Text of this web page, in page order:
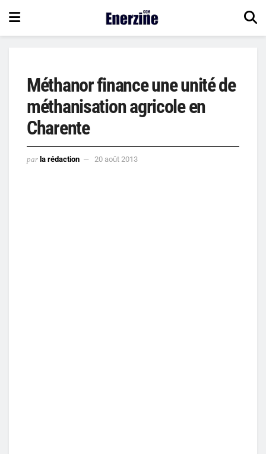
Méthanor finance une unité de
méthanisation agricole en
Charente
par la rédaction 20 août 2013